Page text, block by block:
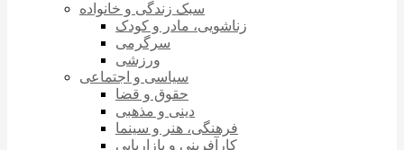
سبک زندگی و خانواده
زناشویی، مادر و کودک
سرگرمی
ورزشی
سیاسی و اجتماعی
حقوق و قضا
دینی و مذهبی
فرهنگی، هنر و سینما
کارآفرینی و بازاریابی